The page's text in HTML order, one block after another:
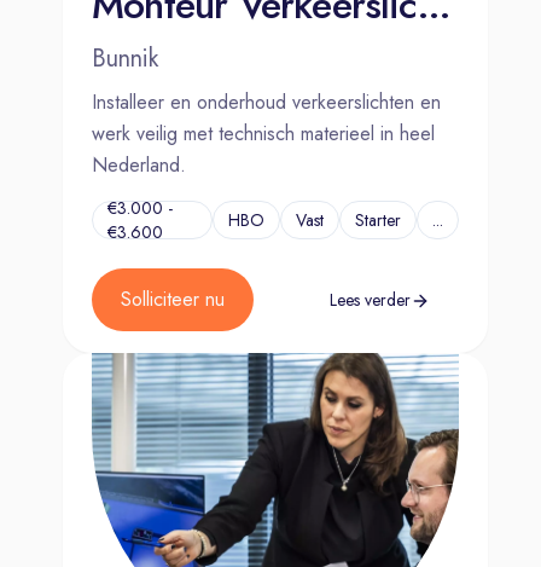
Hoe kom je bij ons aan boord?
Telefonische intake
Kennismakings-gesprek en
eventueel rondleiding/
meelopen
Vervolggesprek motivatie en
toekomst
Aanbod
Nog meer interessante
vacatures waar jouw
vakmanschap centraal staat
Wil jij meebouwen aan onze
Bunnik
Installeer en onderhoud verkeerslichten en
werk veilig met technisch materieel in heel
Nederland.
€3.000 -
€3.600
HBO Vast Starter ...
Solliciteer nu Lees verder